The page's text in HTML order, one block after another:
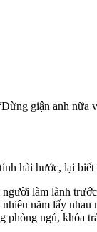
giận anh nữa
hài hước, lại
làm lành
năm lấy
ngủ, khóa